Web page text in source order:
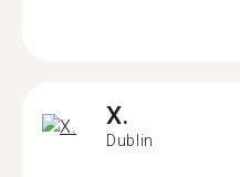
X.
Dublin